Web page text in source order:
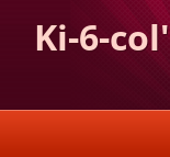
Ki-6-